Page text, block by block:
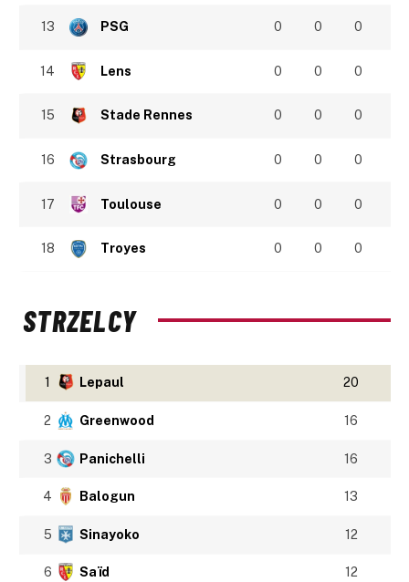
13 PSG 0 0 0
14 Lens 0 0 0
15 Stade Rennes 0 0 0
16 Strasbourg 0 0 0
17 Toulouse 0 0 0
18 Troyes 0 0 0
STRZELCY
1 Lepaul 20
2 Greenwood 16
3 Panichelli 16
4 Balogun 13
5 Sinayoko 12
6 Saïd 12